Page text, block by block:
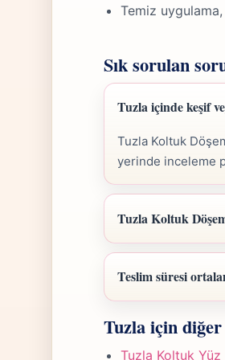
Temiz
Sık sorulan
Tuzla içinde keşif
Tuzla Koltuk
yerinde inceleme
Tuzla Koltuk
Tuzla Koltuk
Fotoğraf
Teslim süresi
günü hedefiyle
Tuzla için
Tuzla Koltuk